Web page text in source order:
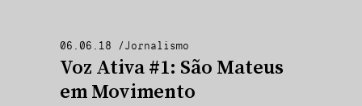
06.06.18 /Jornalismo
Voz Ativa #1: São Mateus
em Movimento